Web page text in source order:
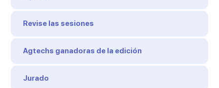
Revise las sesiones
Agtechs ganadoras de la edición
Jurado